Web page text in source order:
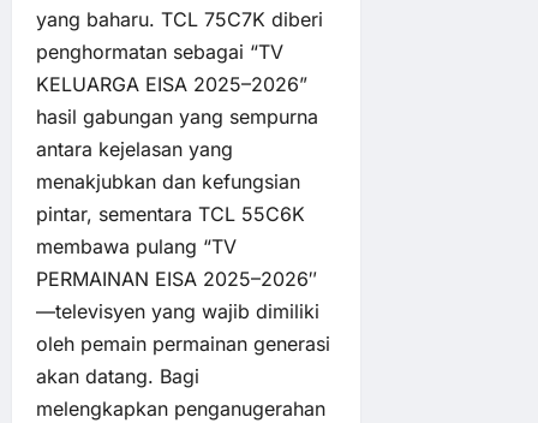
yang baharu. TCL 75C7K diberi
penghormatan sebagai “TV
KELUARGA EISA 2025–2026”
hasil gabungan yang sempurna
antara kejelasan yang
menakjubkan dan kefungsian
pintar, sementara TCL 55C6K
membawa pulang “TV
PERMAINAN EISA 2025–2026″
—televisyen yang wajib dimiliki
oleh pemain permainan generasi
akan datang. Bagi
melengkapkan penganugerahan